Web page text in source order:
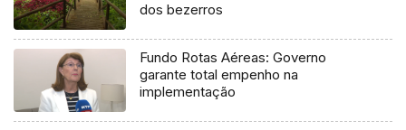
dos bezerros
Fundo Rotas Aéreas: Governo
garante total empenho na
implementação